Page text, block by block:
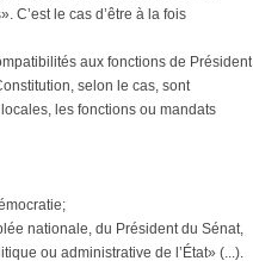
C’est le cas d’être à la fois
aux fonctions de Président
selon le cas, sont
les fonctions ou mandats
nationale, du Président du Sénat,
ou administrative de l’État» (...).